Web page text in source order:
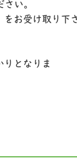
い。
お受け取り下
りとなりま